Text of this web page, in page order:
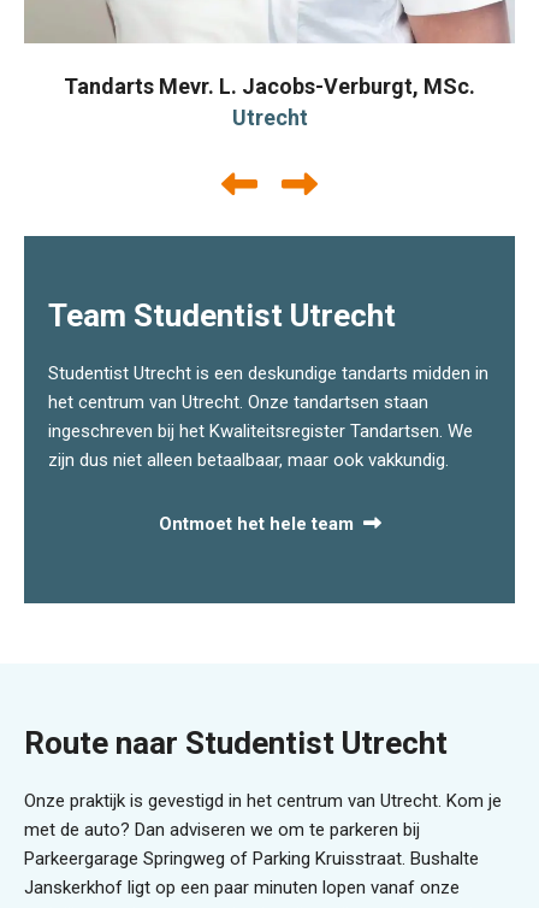
Tandarts Mevr. L. Jacobs-Verburgt, MSc.
Utrecht
Team Studentist Utrecht
Studentist Utrecht is een deskundige tandarts midden in
het centrum van Utrecht. Onze tandartsen staan
ingeschreven bij het Kwaliteitsregister Tandartsen. We
zijn dus niet alleen betaalbaar, maar ook vakkundig.
Ontmoet het hele team
Route naar Studentist Utrecht
Onze praktijk is gevestigd in het centrum van Utrecht. Kom je
met de auto? Dan adviseren we om te parkeren bij
Parkeergarage Springweg of Parking Kruisstraat. Bushalte
Janskerkhof ligt op een paar minuten lopen vanaf onze